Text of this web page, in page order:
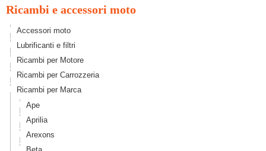
Ricambi e accessori moto
Accessori moto
Lubrificanti e filtri
Ricambi per Motore
Ricambi per Carrozzeria
Ricambi per Marca
Ape
Aprilia
Arexons